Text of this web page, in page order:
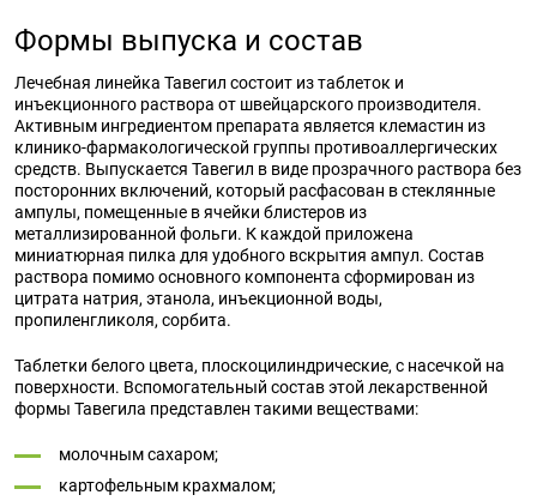
Формы выпуска и состав
Лечебная линейка Тавегил состоит из таблеток и
инъекционного раствора от швейцарского производителя.
Активным ингредиентом препарата является клемастин из
клинико-фармакологической группы противоаллергических
средств. Выпускается Тавегил в виде прозрачного раствора без
посторонних включений, который расфасован в стеклянные
ампулы, помещенные в ячейки блистеров из
металлизированной фольги. К каждой приложена
миниатюрная пилка для удобного вскрытия ампул. Состав
раствора помимо основного компонента сформирован из
цитрата натрия, этанола, инъекционной воды,
пропиленгликоля, сорбита.
Таблетки белого цвета, плоскоцилиндрические, с насечкой на
поверхности. Вспомогательный состав этой лекарственной
формы Тавегила представлен такими веществами:
молочным сахаром;
картофельным крахмалом;